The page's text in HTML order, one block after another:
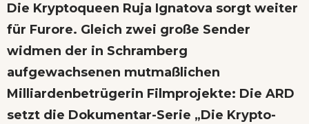
Die Kryptoqueen Ruja Ignatova sorgt weiter
für Furore. Gleich zwei große Sender
widmen der in Schramberg
aufgewachsenen mutmaßlichen
Milliardenbetrügerin Filmprojekte: Die ARD
setzt die Dokumentar-Serie „Die Krypto-